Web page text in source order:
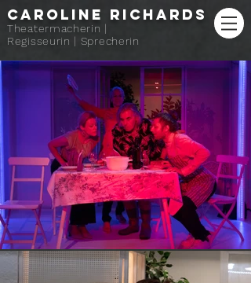
CAROLINE Richards
Theatermacherin |
Regisseurin | Sprecherin